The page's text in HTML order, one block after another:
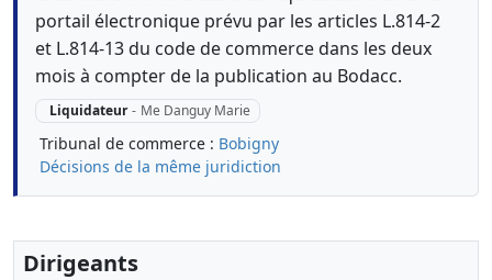
portail électronique prévu par les articles L.814-2
et L.814-13 du code de commerce dans les deux
mois à compter de la publication au Bodacc.
Liquidateur - Me Danguy Marie
Tribunal de commerce : Bobigny
Décisions de la même juridiction
Dirigeants